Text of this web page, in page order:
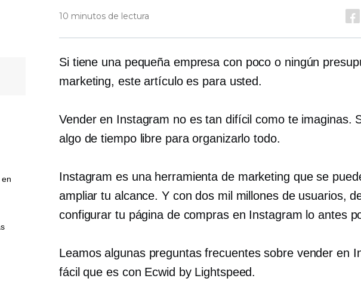
10 minutos de lectura
Si tiene una pequeña empresa con poco o ningún
marketing, este artículo es para usted.
Vender en Instagram no es tan difícil como te imaginas.
algo de tiempo libre para organizarlo todo.
Instagram es una herramienta de marketing que se
ampliar tu alcance. Y con dos mil millones de usuarios,
configurar tu página de compras en Instagram lo antes
Leamos algunas preguntas frecuentes sobre vender en
fácil que es con Ecwid by Lightspeed.